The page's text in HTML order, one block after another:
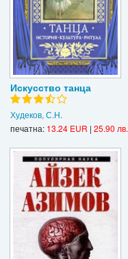
Искусство танца
Худеков, С.Н.
печатна: 13.24 EUR | 25.90 лв.